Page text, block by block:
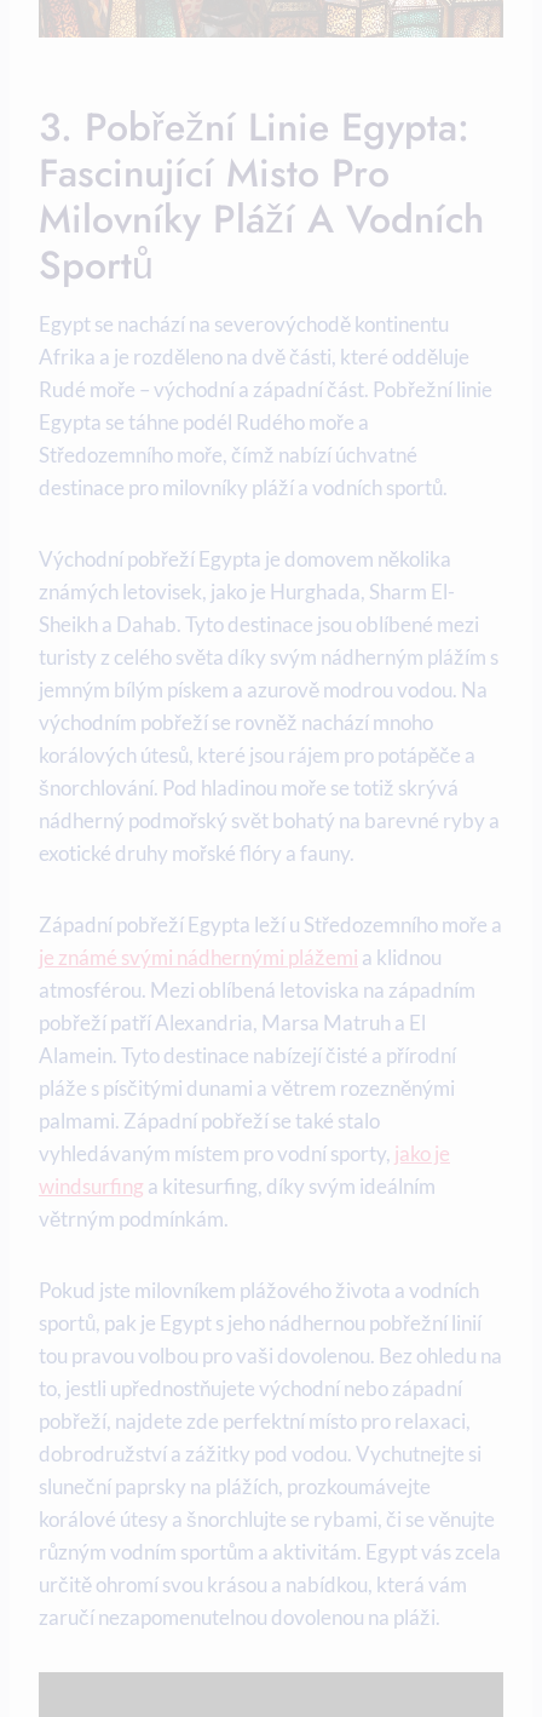
3. Pobřežní Linie Egypta:
Fascinující Misto Pro
Milovníky Pláží‌ A ‌vodních
Sportů
Egypt ‍se nachází na severovýchodě​ kontinentu⁣
Afrika a ​je​ rozděleno ​na dvě ⁣části, které odděluje
Rudé moře – východní a západní část. Pobřežní linie
Egypta se táhne⁢ podél‍ Rudého moře a
Středozemního moře, čímž‌ nabízí úchvatné
destinace pro milovníky pláží a vodních sportů.
Východní pobřeží⁢ Egypta je⁣ domovem několika
známých ​letovisek, jako je ​Hurghada, Sharm El-
Sheikh ⁣a ‌Dahab. Tyto destinace jsou oblíbené mezi
turisty z celého světa díky ⁣svým nádherným plážím s
jemným ‌bílým pískem ⁤a ⁢azurově modrou ‌vodou. Na
východním pobřeží se rovněž⁢ nachází mnoho
korálových útesů, které ⁣jsou rájem pro potápěče a
šnorchlování. Pod hladinou⁢ moře se totiž skrývá​
nádherný ⁢podmořský svět bohatý na barevné ryby a
exotické ‍druhy‍ mořské flóry ‌a fauny.
Západní pobřeží Egypta leží u Středozemního moře a
je známé⁣ svými nádhernými‍ plážemi a klidnou
atmosférou. Mezi oblíbená letoviska na západním
pobřeží patří Alexandria, Marsa Matruh a El
⁣Alamein. ‍Tyto destinace nabízejí⁤ čisté a⁣ přírodní
pláže‌ s ​písčitými dunami a větrem‍ rozezněnými
palmami. Západní⁤ pobřeží ⁣se také​ stalo
vyhledávaným‍ místem pro vodní sporty, jako je
windsurfing a kitesurfing,​ díky⁣ svým ideálním
větrným‍ podmínkám.‍
Pokud jste milovníkem plážového života ⁣a vodních
‌sportů,⁣ pak je Egypt ‍s​ jeho nádhernou pobřežní ⁤linií ​
tou pravou volbou pro vaši dovolenou. Bez ohledu na
to, jestli upřednostňujete ​východní nebo západní‌
pobřeží, najdete zde‌ perfektní místo ⁣pro relaxaci,
dobrodružství a​ zážitky ‍pod vodou.‍ Vychutnejte ‌si
sluneční‌ paprsky na plážích, ‌prozkoumávejte
korálové útesy a⁤ šnorchlujte se⁣ rybami, či ⁢se věnujte
různým vodním sportům a aktivitám. ⁣Egypt ​vás ⁤zcela
určitě ohromí svou krásou a nabídkou,​ která vám⁢
zaručí nezapomenutelnou‌ dovolenou na ‍pláži.